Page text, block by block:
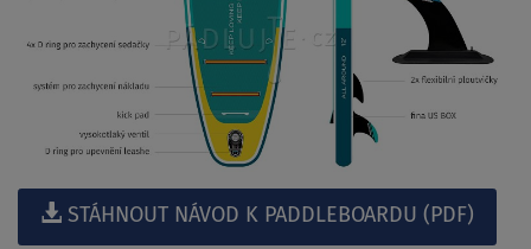
STÁHNOUT NÁVOD K PADDLEBOARDU (PDF)